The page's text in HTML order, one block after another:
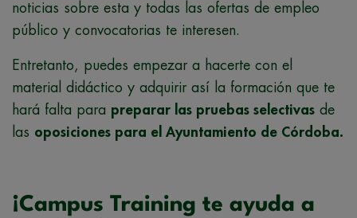
noticias sobre esta y todas las ofertas de empleo
público y convocatorias te interesen.
Entretanto, puedes empezar a hacerte con el
material didáctico y adquirir así la formación que te
hará falta para preparar las pruebas selectivas de
las oposiciones para el Ayuntamiento de Córdoba.
¡Campus Training te ayuda a